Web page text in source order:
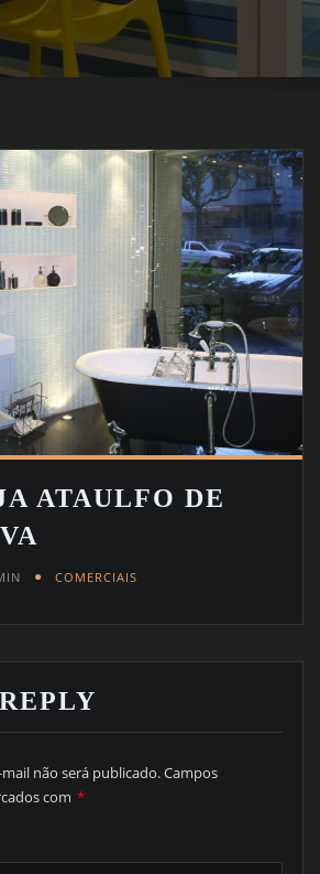
ATAULFO DE
COMERCIAIS
não será publicado.Campos
com *